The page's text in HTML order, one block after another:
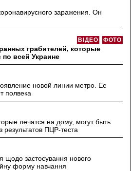
заражения. Он
ФОТО
ВІДЕО
грабителей, которые
всей Украине
новой линии метро. Ее
полвека
лечатся на дому, могут быть
ПЦР-теста
щодо застосування нового
форму навчання